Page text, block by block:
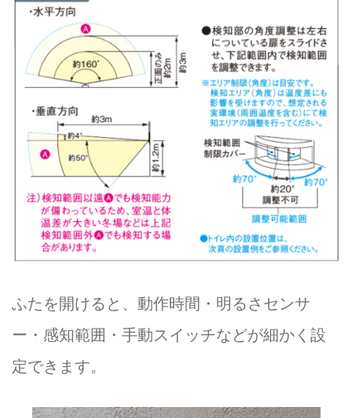
ふたを開けると、動作時間・明るさセンサ
ー・感知範囲・手動スイッチなどが細かく設
定できます。